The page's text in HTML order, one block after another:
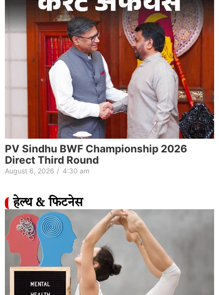
PV Sindhu BWF Championship 2026
Direct Third Round
August 6, 2026 / 4:30 am
हेल्थ & फिटनेस